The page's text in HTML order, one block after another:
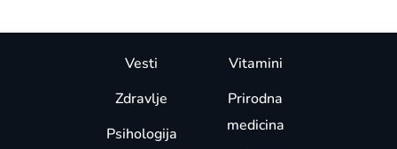
Vesti
Zdravlje
Psihologija
Vitamini
Prirodna
medicina